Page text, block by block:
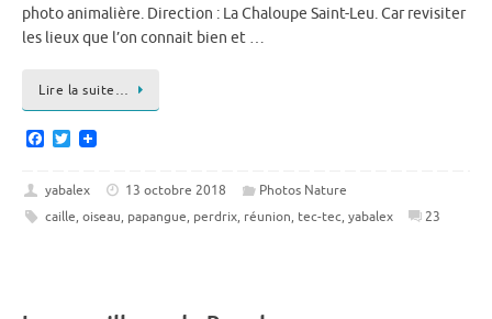
photo animalière. Direction : La Chaloupe Saint-Leu. Car revisiter
les lieux que l’on connait bien et …
Lire la suite…
F
e
b
o
T
t
t
e
yabalex 13 octobre 2018
Photos Nature
caille, oiseau, papangue, perdrix, réunion, tec-tec, yabalex 23